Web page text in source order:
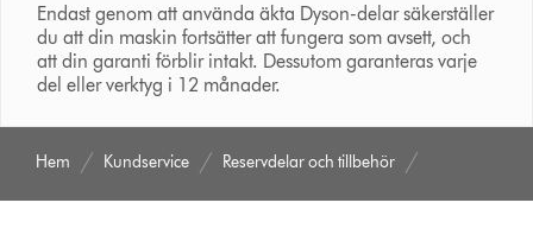
Endast genom att använda äkta Dyson-delar säkerställer
du att din maskin fortsätter att fungera som avsett, och
att din garanti förblir intakt. Dessutom garanteras varje
del eller verktyg i 12 månader.
Hem Kundservice Reservdelar och tillbehör